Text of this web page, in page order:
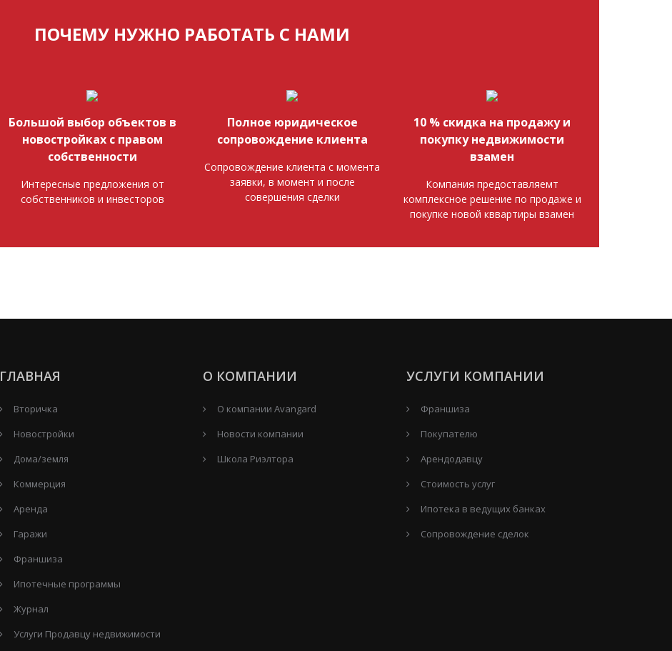
ПОЧЕМУ НУЖНО РАБОТАТЬ С НАМИ
Большой выбор объектов в
новостройках с правом
собственности
Интересные предложения от
собственников и инвесторов
Полное юридическое
сопровождение клиента
Сопровождение клиента с момента
заявки, в момент и после
совершения сделки
10 % скидка на продажу и
покупку недвижимости
взамен
Компания предоставляемт
комплексное решение по продаже и
покупке новой кввартиры взамен
ГЛАВНАЯ
Вторичка
Новостройки
Дома/земля
Коммерция
Аренда
Гаражи
Франшиза
Ипотечные программы
Журнал
Услуги Продавцу недвижимости
О КОМПАНИИ
О компании Avangard
Новости компании
Школа Риэлтора
УСЛУГИ КОМПАНИИ
Франшиза
Покупателю
Арендодавцу
Стоимость услуг
Ипотека в ведущих банках
Сопровождение сделок